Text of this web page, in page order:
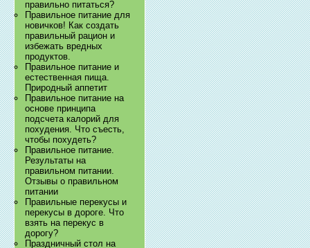
правильно питаться?
Правильное питание для
новичков! Как создать
правильный рацион и
избежать вредных
продуктов.
Правильное питание и
естественная пища.
Природный аппетит
Правильное питание на
основе принципа
подсчета калорий для
похудения. Что съесть,
чтобы похудеть?
Правильное питание.
Результаты на
правильном питании.
Отзывы о правильном
питании
Правильные перекусы и
перекусы в дороге. Что
взять на перекус в
дорогу?
Праздничный стол на